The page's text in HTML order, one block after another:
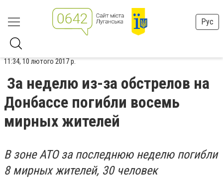
Рус
11:34, 10 лютого 2017 р.
За неделю из-за обстрелов на
Донбассе погибли восемь
мирных жителей
В зоне АТО за последнюю неделю погибли
8 мирных жителей, 30 человек